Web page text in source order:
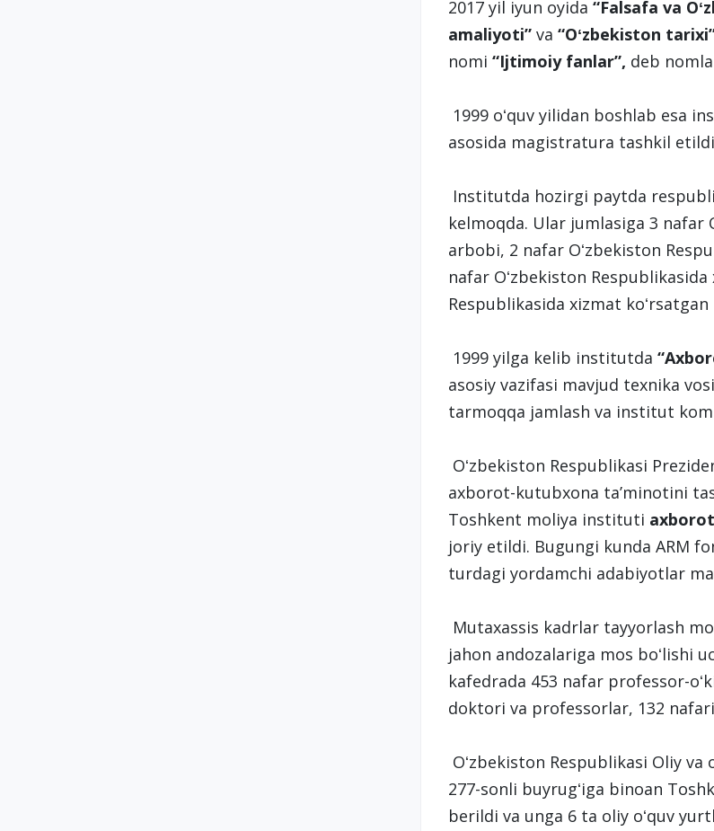
2017 yil iyun oyida “Falsafa va
amaliyoti” va “Oʻzbekiston
nomi “Ijtimoiy fanlar”, deb
1999 oʻquv yilidan boshlab esa
asosida magistratura tashkil
Institutda hozirgi paytda
kelmoqda. Ular jumlasiga 3 nafar
arbobi, 2 nafar Oʻzbekiston
nafar Oʻzbekiston
Respublikasida xizmat
1999 yilga kelib institutda “
asosiy vazifasi mavjud texnika
tarmoqqa jamlash va institut
Oʻzbekiston Respublikasi
axborot-kutubxona taʼminotini
Toshkent moliya instituti
joriy etildi. Bugungi kunda ARM
turdagi yordamchi adabiyotlar
Mutaxassis kadrlar tayyorlash
jahon andozalariga mos boʻlishi
kafedrada 453 nafar professor-
doktori va professorlar, 132
Oʻzbekiston Respublikasi Oliy
277-sonli buyrugʻiga binoan
berildi va unga 6 ta oliy oʻquv